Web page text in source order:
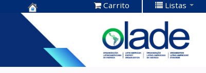
Centro de
Documentación
OLADE -
Carrito Listas